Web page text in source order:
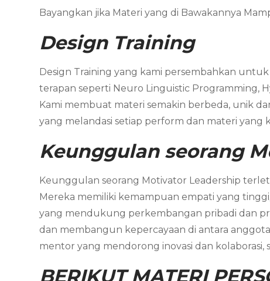
Bayangkan jika Materi yang di Bawakannya
Design Training
Design Training yang kami persembahkan
terapan seperti Neuro Linguistic Programming,
Kami membuat materi semakin berbeda, unik
yang melandasi setiap perform dan materi yang
Keunggulan seorang
Keunggulan seorang Motivator Leadership
Mereka memiliki kemampuan empati yang
yang mendukung perkembangan pribadi dan
dan membangun kepercayaan di antara
mentor yang mendorong inovasi dan
BERIKUT MATERI